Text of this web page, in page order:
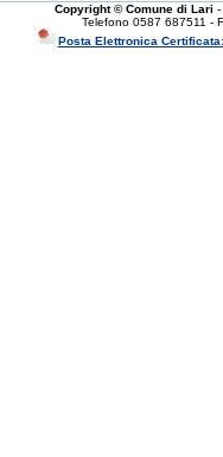
Copyright © Comune di Lari -
Telefono 0587 687511 -
Posta Elettronica Certificata: